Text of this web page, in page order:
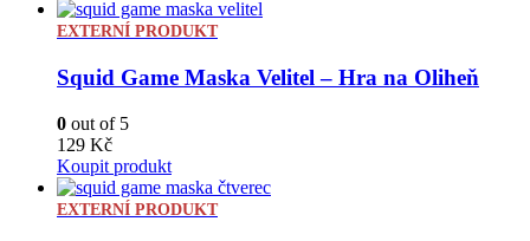
EXTERNÍ PRODUKT
Squid Game Maska Velitel – Hra na Oliheň
0 out of 5
129 Kč
Koupit produkt
EXTERNÍ PRODUKT